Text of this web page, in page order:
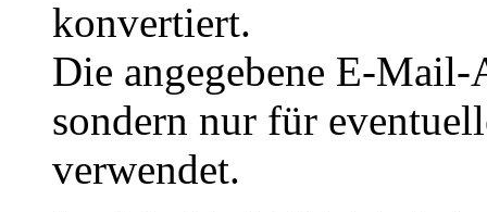
konvertiert.
Die angegebene E-
sondern nur für
verwendet.